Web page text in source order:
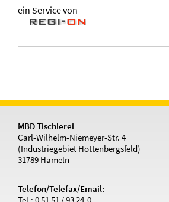
ein Service von
MBD Tischlerei
Carl-Wilhelm-Niemeyer-Str. 4
(Industriegebiet Hottenbergsfeld)
31789 Hameln
Telefon/Telefax/Email:
Tel.: 0 51 51 / 93 24-0